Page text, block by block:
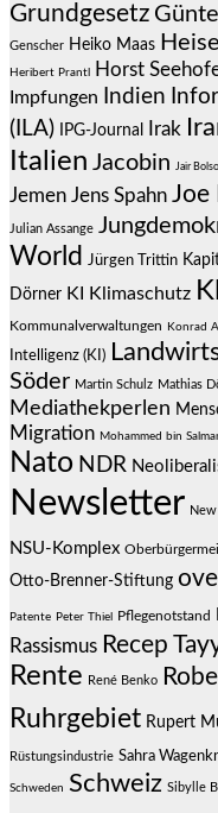
Grundgesetz
Genscher Heiko Maas
Heribert Prantl Horst
Impfungen Indien
(ILA)
IPG-Journal Irak
Italien Jacobin Jair
Jemen Jens Spahn Joe
Julian Assange
World Jürgen Trittin
Dörner KI Klimaschutz
Kommunalverwaltungen Konrad
Intelligenz (KI)
Söder Martin Schulz Mathias
Mediathekperlen
Migration Mohammed bin
Nato NDR
Newsletter
NSU-Komplex
Otto-Brenner-Stiftung
Patente Peter Thiel Pflegenotstand
Rassismus Recep
Rente René Benko
Ruhrgebiet Rupert
Rüstungsindustrie Sahra
Schweden Schweiz Sibylle